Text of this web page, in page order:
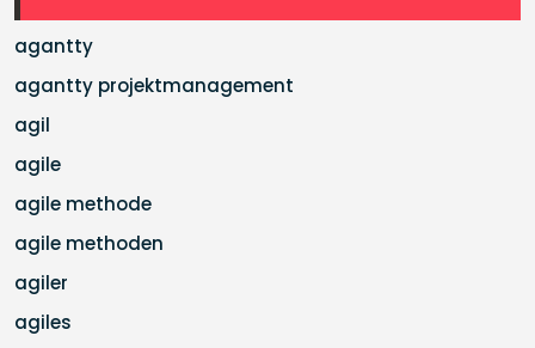
agantty
agantty projektmanagement
agil
agile
agile methode
agile methoden
agiler
agiles